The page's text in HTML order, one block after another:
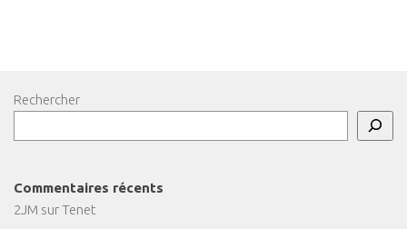
Rechercher
Commentaires récents
2JM surTenet